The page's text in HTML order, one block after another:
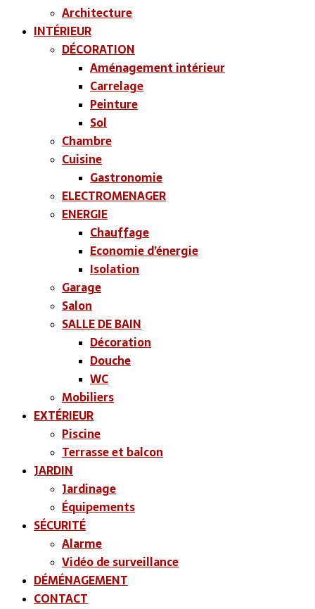
Architecture
INTÉRIEUR
DÉCORATION
Aménagement intérieur
Carrelage
Peinture
Sol
Chambre
Cuisine
Gastronomie
ELECTROMENAGER
ENERGIE
Chauffage
Economie d’énergie
Isolation
Garage
Salon
SALLE DE BAIN
Décoration
Douche
WC
Mobiliers
EXTÉRIEUR
Piscine
Terrasse et balcon
JARDIN
Jardinage
Équipements
SÉCURITÉ
Alarme
Vidéo de surveillance
DÉMÉNAGEMENT
CONTACT